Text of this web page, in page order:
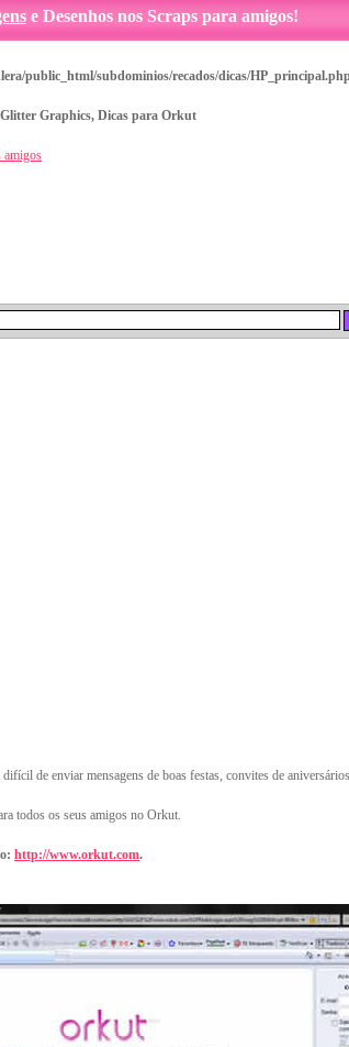
e Desenhos nos Scraps para amigos!
public_html/subdominios/recados/dicas/
Graphics, Dicas para Orkut
amigos
de enviar mensagens de boas festas, convites de
todos os seus amigos no Orkut.
http://www.orkut.com.